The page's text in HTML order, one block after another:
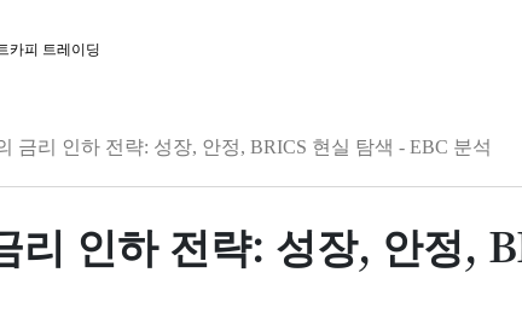
카피 트레이딩
금리 인하 전략: 성장, 안정, BRICS 현실 탐색 - EBC 분석
리 인하 전략: 성장, 안정,